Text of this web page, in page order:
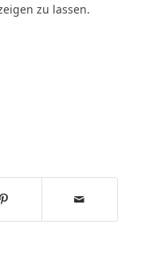
zu lassen.